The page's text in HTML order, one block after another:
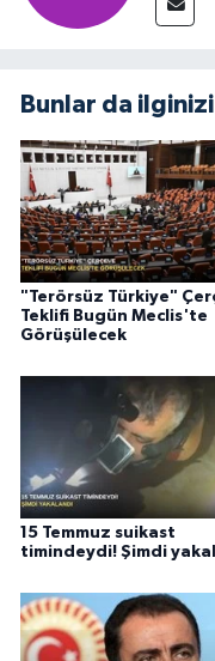
Bunlar da
"Terörsüz Türkiye"
Teklifi Bugün Meclis'te
Görüşülecek
15 Temmuz suikast
timindeydi! Şimdi